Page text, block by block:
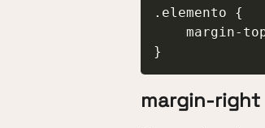
.elemento {
}
margin-right